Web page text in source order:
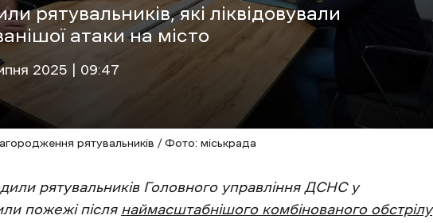
рятувальників, які ліквідовували
атаки на місто
2025 | 09:47
рятувальників / Фото: міськрада
рятувальників Головного управління ДСНС у
пожежі після наймасштабнішого комбінованого обстрілу